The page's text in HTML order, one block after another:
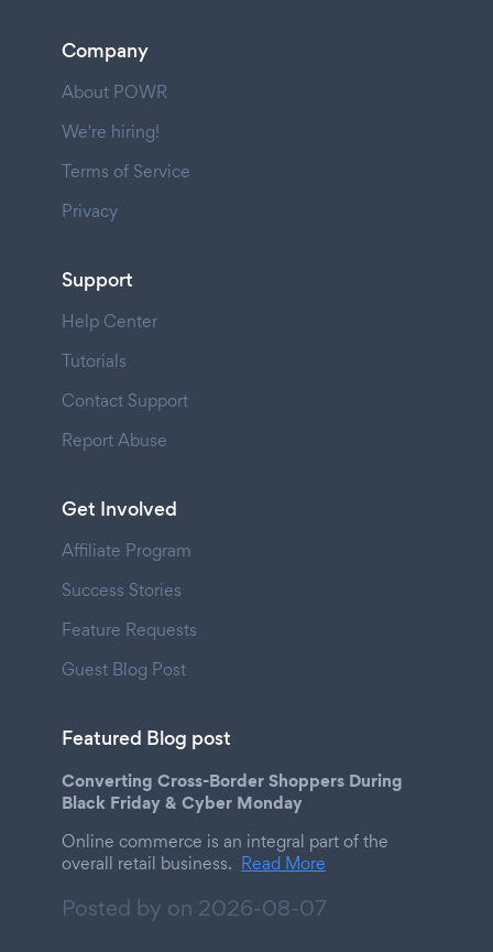
Company
About POWR
We're hiring!
Terms of Service
Privacy
Support
Help Center
Tutorials
Contact Support
Report Abuse
Get Involved
Affiliate Program
Success Stories
Feature Requests
Guest Blog Post
Featured Blog post
Converting Cross-Border Shoppers During
Black Friday & Cyber Monday
Online commerce is an integral part of the
overall retail business. Read More
Posted by on 2026-08-07